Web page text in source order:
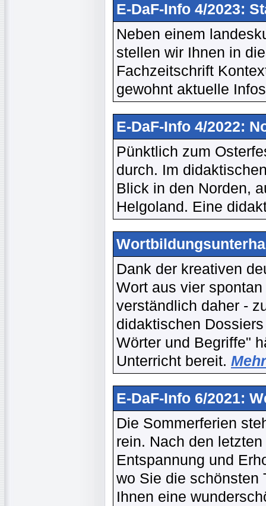
E-DaF-Info 4/2023:
Neben einem
stellen wir Ihnen in
Fachzeitschrift
gewohnt aktuelle
E-DaF-Info 4/2022:
Pünktlich zum
durch. Im
Blick in den Norden,
Helgoland. Eine
Dank der kreativen
Wort aus vier
verständlich daher -
didaktischen
Wörter und Begriffe"
Unterricht bereit.
E-DaF-Info 6/2021:
Die Sommerferien
rein. Nach den
Entspannung und
wo Sie die schönsten
Ihnen eine